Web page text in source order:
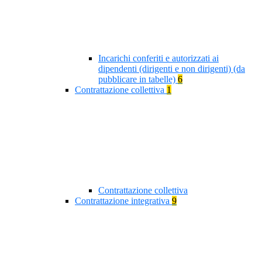
Incarichi conferiti e autorizzati ai
dipendenti (dirigenti e non dirigenti) (da
pubblicare in tabelle) 6
Contrattazione collettiva 1
Contrattazione collettiva
Contrattazione integrativa 9